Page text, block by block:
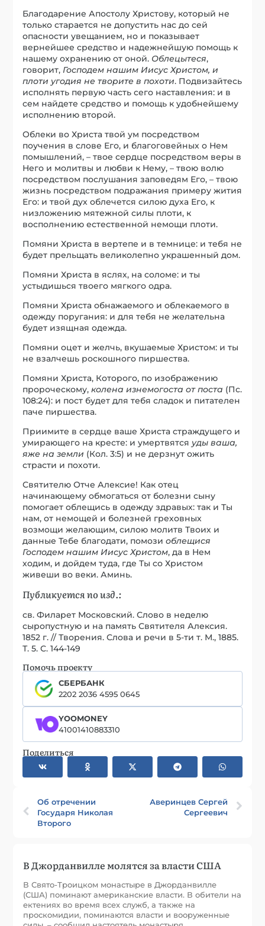
Благодарение Апостолу Христову, который не
только старается не допустить нас до сей
опасности увещанием, но и показывает
вернейшее средство и надежнейшую помощь к
нашему охранению от оной. Облецытеся,
говорит, Господем нашим Иисус Христом, и
плоти угодия не творите в похоти. Подвизайтесь
исполнять первую часть сего наставления: и в
сем найдете средство и помощь к удобнейшему
исполнению второй.
Облеки во Христа твой ум посредством
поучения в слове Его, и благоговейных о Нем
помышлений, – твое сердце посредством веры в
Него и молитвы и любви к Нему, – твою волю
посредством послушания заповедям Его, – твою
жизнь посредством подражания примеру жития
Его: и твой дух облечется силою духа Его, к
низложению мятежной силы плоти, к
восполнению естественной немощи плоти.
Помяни Христа в вертепе и в темнице: и тебя не
будет прельщать великолепно украшенный дом.
Помяни Христа в яслях, на соломе: и ты
устыдишься твоего мягкого одра.
Помяни Христа обнажаемого и облекаемого в
одежду поругания: и для тебя не желательна
будет изящная одежда.
Помяни оцет и желчь, вкушаемые Христом: и ты
не взалчешь роскошного пиршества.
Помяни Христа, Которого, по изображению
пророческому,колена изнемогоста от поста (Пс.
108:24): и пост будет для тебя сладок и питателен
паче пиршества.
Приимите в сердце ваше Христа страждущего и
умирающего на кресте: и умертвятся уды ваша,
яже на земли (Кол. 3:5) и не дерзнут ожить
страсти и похоти.
Святителю Отче Алексие! Как отец
начинающему обмогаться от болезни сыну
помогает облещись в одежду здравых: так и Ты
нам, от немощей и болезней греховных
возмощи желающим, силою молитв Твоих и
данные Тебе благодати, помозиоблещися
Господем нашим Иисус Христом, да в Нем
ходим, и дойдем туда, где Ты со Христом
живеши во веки. Аминь.
Публикуется по изд.:
св. Филарет Московский. Слово в неделю
сыропустную и на память Святителя Алексия.
1852 г. // Творения. Слова и речи в 5-ти т. М., 1885.
Т. 5. С. 144-149
Помочь проекту
СБЕРБАНК
2202 2036 4595 0645
YOOMONEY
41001410883310
Поделиться
Об отречении
Государя Николая
Второго
Аверинцев Сергей
Сергеевич
В Джорданвилле молятся за власти США
В Свято-Троицком монастыре в Джорданвилле
(США) поминают американские власти. В обители на
ектениях во время всех служб, а также на
проскомидии, поминаются власти и вооруженные